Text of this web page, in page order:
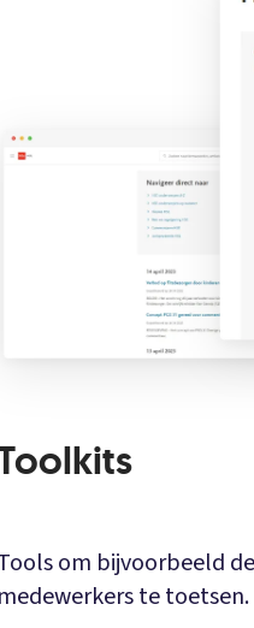
om bijvoorbeeld
medewerkers te toetsen.